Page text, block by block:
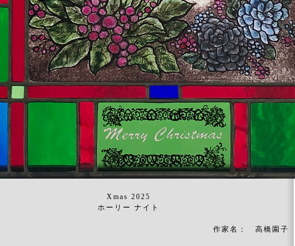
Xmas 2025
ホーリー ナイト
作家名： 高橋園子